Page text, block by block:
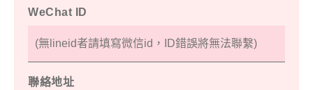
WeChat ID
聯絡地址